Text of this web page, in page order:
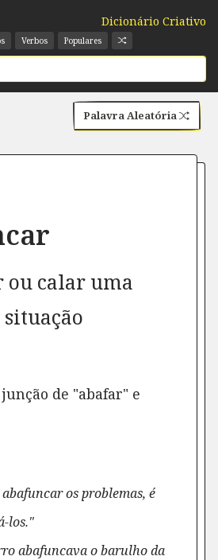
Dicionário Criativo
Verbos Populares
Palavra Aleatória
ou calar uma
situação
de "abafar" e
os problemas, é
los."
abafuncava o barulho da